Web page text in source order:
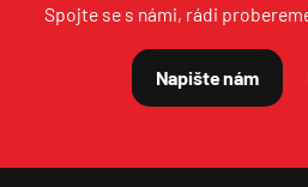
Spojte se s námi, rádi
Napište nám